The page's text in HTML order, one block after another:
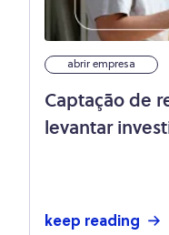
abrir empresa
Captação de
levantar
keep reading